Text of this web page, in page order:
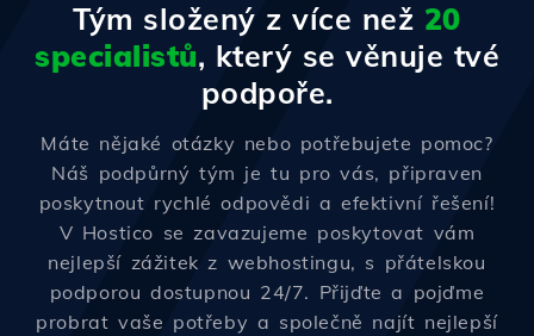
Tým složený z více než 20
specialistů, který se věnuje tvé
podpoře.
Máte nějaké otázky nebo potřebujete pomoc?
Náš podpůrný tým je tu pro vás, připraven
poskytnout rychlé odpovědi a efektivní řešení!
V Hostico se zavazujeme poskytovat vám
nejlepší zážitek z webhostingu, s přátelskou
podporou dostupnou 24/7. Přijďte a pojďme
probrat vaše potřeby a společně najít nejlepší